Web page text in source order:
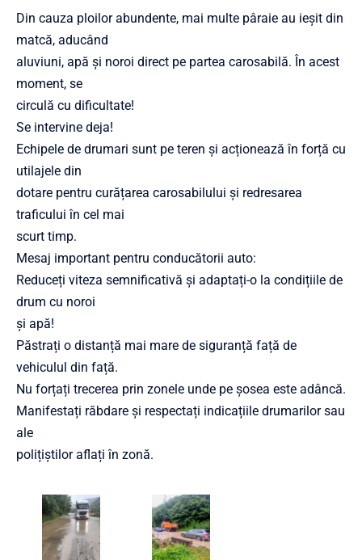
Din cauza ploilor abundente, mai multe pâraie au ieșit din
matcă, aducând
aluviuni, apă și noroi direct pe partea carosabilă. În acest
moment, se
circulă cu dificultate!
Se intervine deja!
Echipele de drumari sunt pe teren și acționează în forță cu
utilajele din
dotare pentru curățarea carosabilului și redresarea
traficului în cel mai
scurt timp.
Mesaj important pentru conducătorii auto:
Reduceți viteza semnificativă și adaptați-o la condițiile de
drum cu noroi
și apă!
Păstrați o distanță mai mare de siguranță față de
vehiculul din față.
Nu forțați trecerea prin zonele unde pe șosea este adâncă.
Manifestați răbdare și respectați indicațiile drumarilor sau
ale
polițiștilor aflați în zonă.